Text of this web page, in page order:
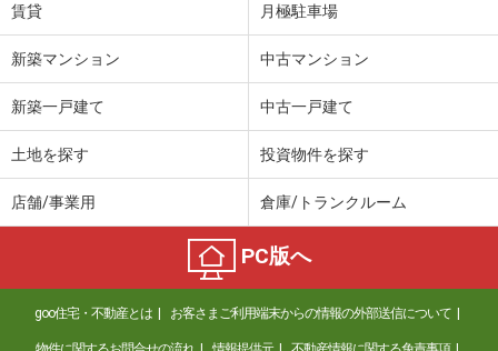
賃貸 月極駐車場
新築マンション 中古マンション
新築一戸建て 中古一戸建て
土地を探す 投資物件を探す
店舗/事業用 倉庫/トランクルーム
PC版へ
goo住宅・不動産とは お客さまご利用端末からの情報の外部送信について